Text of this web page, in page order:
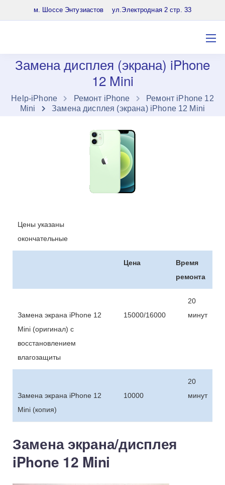
8 (903) 961-65-64
м. Шоссе Энтузиастов ул.Электродная 2 стр. 33
Замена дисплея (экрана) iPhone
12 Mini
Нelp-iPhone Ремонт iPhone
Ремонт iPhone 12
Mini
Замена дисплея (экрана) iPhone 12 Mini
Цены указаны
окончательные
Цена
Время
ремонта
Замена экрана iPhone 12
Mini (оригинал) с
восстановлением
влагозащиты
15000/16000
20
минут
Замена экрана iPhone 12
Mini (копия)
10000
20
минут
Замена экрана/дисплея
iPhone 12 Mini